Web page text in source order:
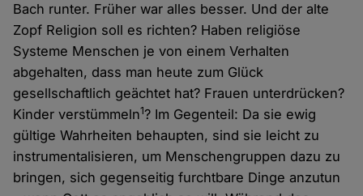
Bach runter. Früher war alles besser. Und der alte
Zopf Religion soll es richten? Haben religiöse
Systeme Menschen je von einem Verhalten
abgehalten, dass man heute zum Glück
gesellschaftlich geächtet hat? Frauen unterdrücken?
Kinder verstümmeln1? Im Gegenteil: Da sie ewig
gültige Wahrheiten behaupten, sind sie leicht zu
instrumentalisieren, um Menschengruppen dazu zu
bringen, sich gegenseitig furchtbare Dinge anzutun